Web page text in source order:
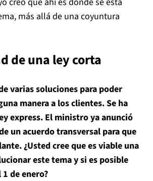
más allá de una coyuntura
de una ley corta
varias soluciones para poder
manera a los clientes. Se ha
express. El ministro ya anunció
un acuerdo transversal para que
¿Usted cree que es viable una
este tema y si es posible
de enero?